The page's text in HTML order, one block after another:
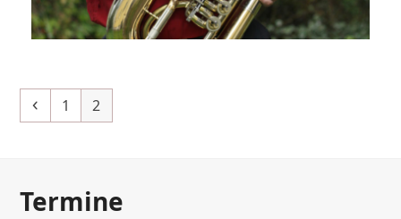
Previous
Page
1 Page
2
Termine